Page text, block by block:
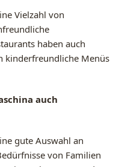
Vielzahl von
haben auch
kinderfreundliche Menüs
auch
gute Auswahl an
von Familien